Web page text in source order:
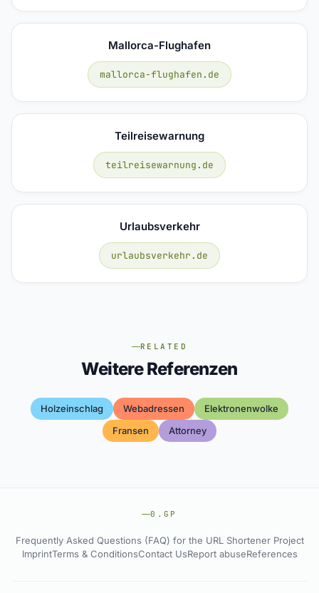
Mallorca-Flughafen
mallorca-flughafen.de
Teilreisewarnung
teilreisewarnung.de
Urlaubsverkehr
urlaubsverkehr.de
RELATED
Weitere Referenzen
Holzeinschlag Webadressen
Elektronenwolke
Fransen
Attorney
0.GP
Frequently Asked Questions (FAQ) for the URL Shortener Project
ImprintTerms & ConditionsContact UsReport abuseReferences